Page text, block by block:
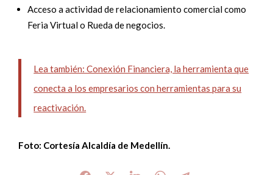
Acceso a actividad de relacionamiento comercial como
Feria Virtual o Rueda de negocios.
Lea también: Conexión Financiera, la herramienta que
conecta a los empresarios con herramientas para su
reactivación.
Foto: Cortesía Alcaldía de Medellín.